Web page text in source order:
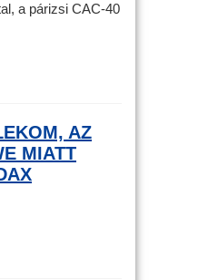
a párizsi CAC-40
AZ
MIATT